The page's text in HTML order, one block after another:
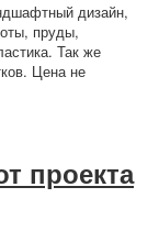
дизайн,
пруды,
Так же
Цена не
проекта